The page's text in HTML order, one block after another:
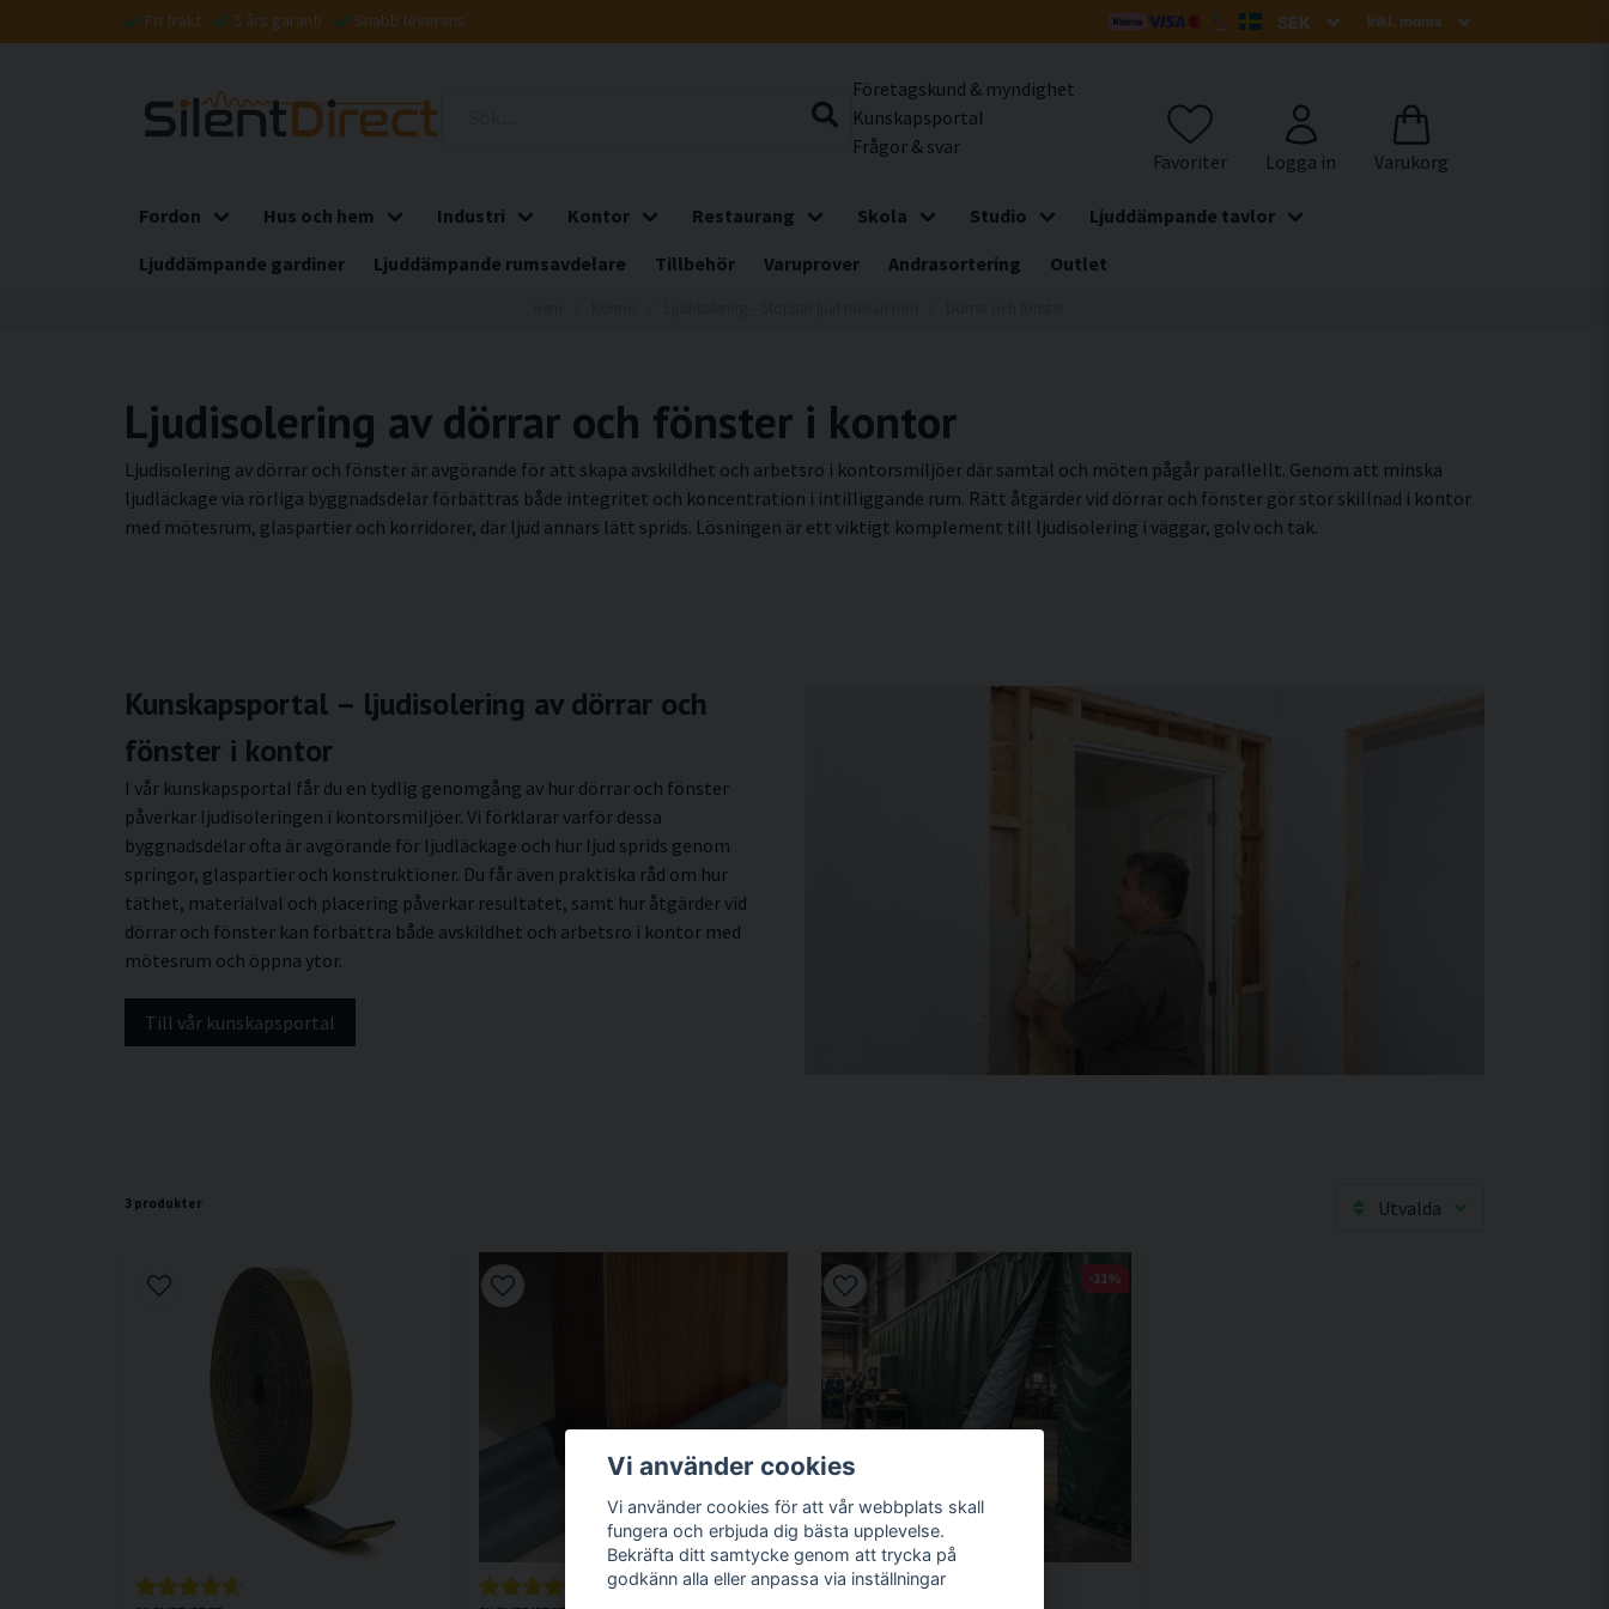
Fri frakt 5 års garanti Snabb leverans
Företagskund & myndighet
Kunskapsportal
Frågor & svar
Fordon Hus och hem Industri Kontor Restaurang Skola Studio
Ljuddämpande tavlor
Ljuddämpande gardiner
Ljuddämpande rumsavdelare Tillbehör Varuprover Andrasortering Outlet
Ljudisolering av dörrar och fönster i kontor
Ljudisolering av dörrar och fönster är avgörande för att skapa avskildhet och arbetsro i kontorsmiljöer där samtal och möten pågår parallellt. Genom att minska
ljudläckage via rörliga byggnadsdelar förbättras både integritet och koncentration i intilliggande rum. Rätt åtgärder vid dörrar och fönster gör stor skillnad i kontor
med mötesrum, glaspartier och korridorer, där ljud annars lätt sprids. Lösningen är ett viktigt komplement till ljudisolering i väggar, golv och tak.
Kunskapsportal – ljudisolering av dörrar och
fönster i kontor
I vår kunskapsportal får du en tydlig genomgång av hur dörrar och fönster
påverkar ljudisoleringen i kontorsmiljöer. Vi förklarar varför dessa
byggnadsdelar ofta är avgörande för ljudläckage och hur ljud sprids genom
springor, glaspartier och konstruktioner. Du får även praktiska råd om hur
täthet, materialval och placering påverkar resultatet, samt hur åtgärder vid
dörrar och fönster kan förbättra både avskildhet och arbetsro i kontor med
mötesrum och öppna ytor.
Till vår kunskapsportal
3 produkter Utvalda
-11%
Vi använder cookies
Vi använder cookies för att vår webbplats skall
fungera och erbjuda dig bästa upplevelse.
Bekräfta ditt samtycke genom att trycka på
godkänn alla eller anpassa via inställningar